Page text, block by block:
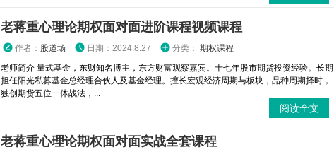
老蒋重心理论期权面对面进阶课程视频课程
作者： 股道场 日期：2024.8.27 分类： 期权课程
老师简介 量式基金，东财知名博主，东方财富观察嘉宾。十七年股市期货投资经验。长期
担任阳光私募基金总经理合伙人及基金经理。擅长宏观经济周期与板块，品种周期择时，
独创期货五位一体战法，...
阅读全文
老蒋重心理论期权面对面实战全套课程